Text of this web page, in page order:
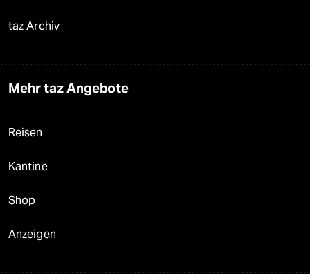
taz Archiv
Mehr taz Angebote
Reisen
Kantine
Shop
Anzeigen